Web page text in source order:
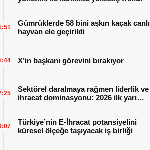
Gümrüklerde 58 bini aşkın kaçak canlı
hayvan ele geçirildi
X’in başkanı görevini bırakıyor
Sektörel daralmaya rağmen liderlik ve
ihracat dominasyonu: 2026 ilk yarı
Türkiye’nin E-İhracat potansiyelini
küresel ölçeğe taşıyacak iş birliği